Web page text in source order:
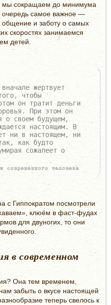
мы сокращаем до минимума
очередь самое важное —
, общение и заботу о самых
скоростях занимаемся
детей.
жертвует
чтобы
он тратит деньги
При этом он
о своем будущем,
настоящим. В
ни в настоящем, ни
как будто
сожалеет о
современного человека
с Гиппократом посмотрели
клюём в фаст-фудах
для двуногих, то они
в современном
Она тем временем,
забыть о вкусе настоящей
теперь свелось к